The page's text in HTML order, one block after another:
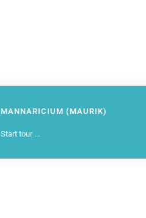
MANNARICIUM (MAURIK)
Start tour ...